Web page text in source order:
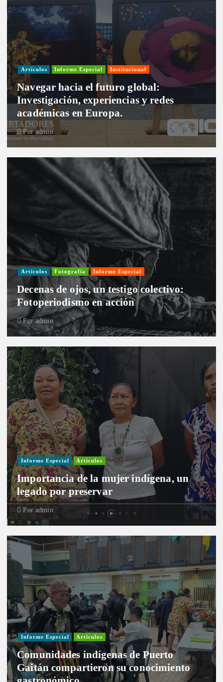
Artículos Informe Especial Institucional
Navegar hacia el futuro global:
Investigación, experiencias y redes
académicas en Europa.
Poradmin
Artículos Fotografía Informe Especial
Decenas de ojos, un testigo colectivo:
Fotoperiodismo en acción
Por admin
Informe Especial Artículos
Importancia de la mujer indígena, un
legado por preservar
Por admin
Informe Especial Artículos
Comunidades indígenas de Puerto
Gaitán compartieron su conocimiento